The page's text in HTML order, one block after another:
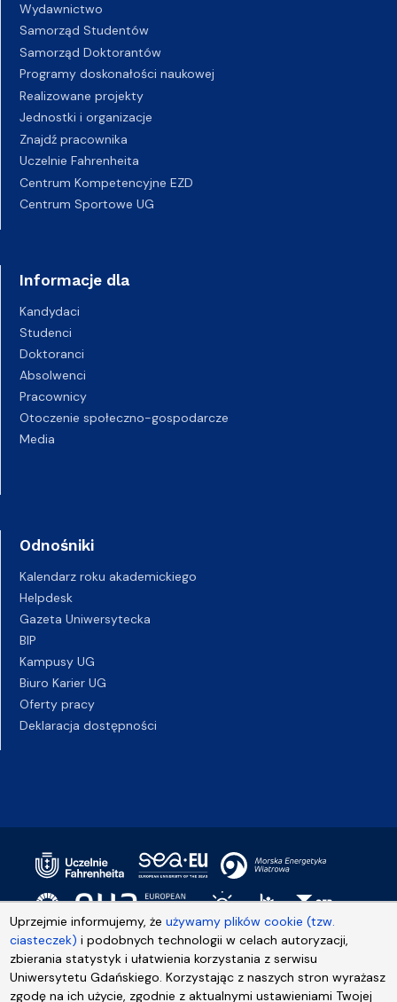
Uprzejmie informujemy, żeużywamy plików cookie (tzw.
ciasteczek) i podobnych technologii w celach autoryzacji,
zbierania statystyk i ułatwienia korzystania z serwisu
Uniwersytetu Gdańskiego. Korzystając z naszych stron wyrażasz
zgodę na ich użycie, zgodnie z aktualnymi ustawieniami Twojej
Wydawnictwo
Samorząd Studentów
Samorząd Doktorantów
Programy doskonałości naukowej
Realizowane projekty
Jednostki i organizacje
Znajdź pracownika
Uczelnie Fahrenheita
Centrum Kompetencyjne EZD
Centrum Sportowe UG
Informacje dla
Kandydaci
Studenci
Doktoranci
Absolwenci
Pracownicy
Otoczenie społeczno-gospodarcze
Media
Odnośniki
Kalendarz roku akademickiego
Helpdesk
Gazeta Uniwersytecka
BIP
Kampusy UG
Biuro Karier UG
Oferty pracy
Deklaracja dostępności